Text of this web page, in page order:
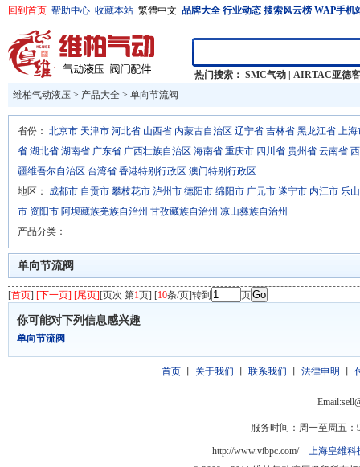
回到首页 帮助中心 收藏本站 繁體中文 品牌大全 行业动态 搜索风云榜 WAP手机
热门搜索： SMC气动
AIRTAC亚德客
维柏气动液压 > 产品大全 > 单向节流阀
省份： 北京市 天津市 河北省 山西省 内蒙古自治区 辽宁省 吉林省 黑龙江省 上海
省 湖北省 湖南省 广东省 广西壮族自治区 海南省 重庆市 四川省 贵州省 云南省
疆维吾尔自治区 台湾省 香港特别行政区 澳门特别行政区
地区： 成都市 自贡市 攀枝花市 泸州市 德阳市 绵阳市 广元市 遂宁市 内江市 乐
市 资阳市 阿坝藏族羌族自治州 甘孜藏族自治州 凉山彝族自治州
产品分类：
单向节流阀
[首页] [下一页] [尾页][页次 第1页] [10条/页]转到 页
你可能对下列信息感兴趣
单向节流阀
首页丨 关于我们 联系我们 法律申明
服务时间：周一至周五：
http://www.vibpc.com/ 上海皇维科